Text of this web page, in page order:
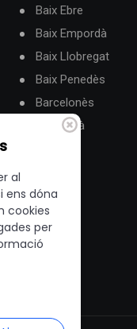
Baix Ebre
Baix Empordà
Baix Llobregat
Baix Penedès
Barcelonès
Berguedà
al
ens dóna
cookies
per